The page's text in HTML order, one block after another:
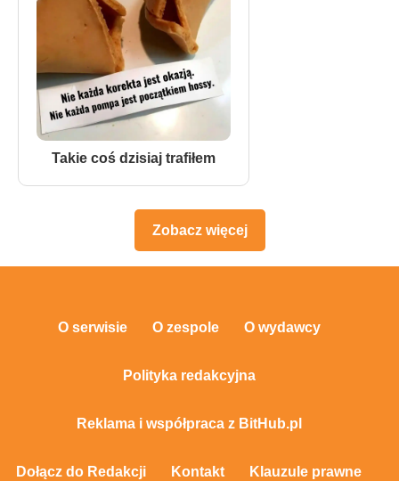
Takie coś dzisiaj trafiłem
Zobacz więcej
O serwisie O zespole O wydawcy
Polityka redakcyjna
Reklama i współpraca z BitHub.pl
Dołącz do Redakcji Kontakt Klauzule prawne